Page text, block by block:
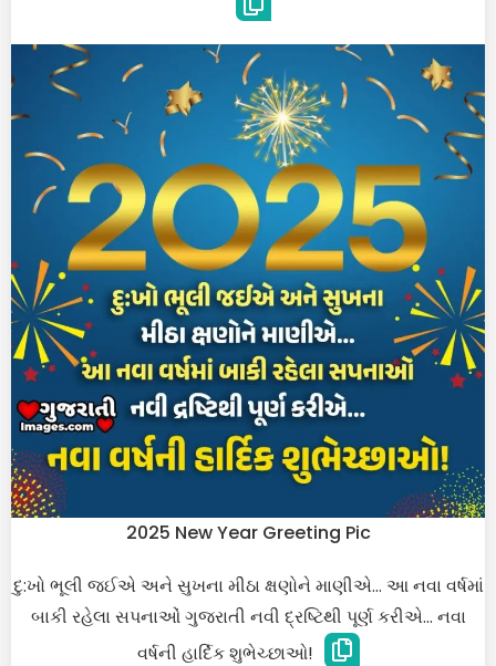
2025 New Year Greeting Pic
દુ:ખો ભૂલી જઈએ અને સુખના મીઠા ક્ષણોને માણીએ… આ નવા વર્ષમાં
બાકી રહેલા સપનાઓં ગુજરાતી નવી દ્રષ્ટિથી પૂર્ણ કરીએ… નવા
વર્ષની હાર્દિક શુભેચ્છાઓ!